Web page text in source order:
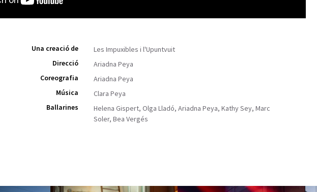
Una creació de
Les Impuxibles i l'Upuntvuit
Direcció
Ariadna Peya
Coreografia
Ariadna Peya
Música
Clara Peya
Ballarines
Helena Gispert, Olga Lladó, Ariadna Peya, Kathy Sey, Marc
Soler, Bea Vergés